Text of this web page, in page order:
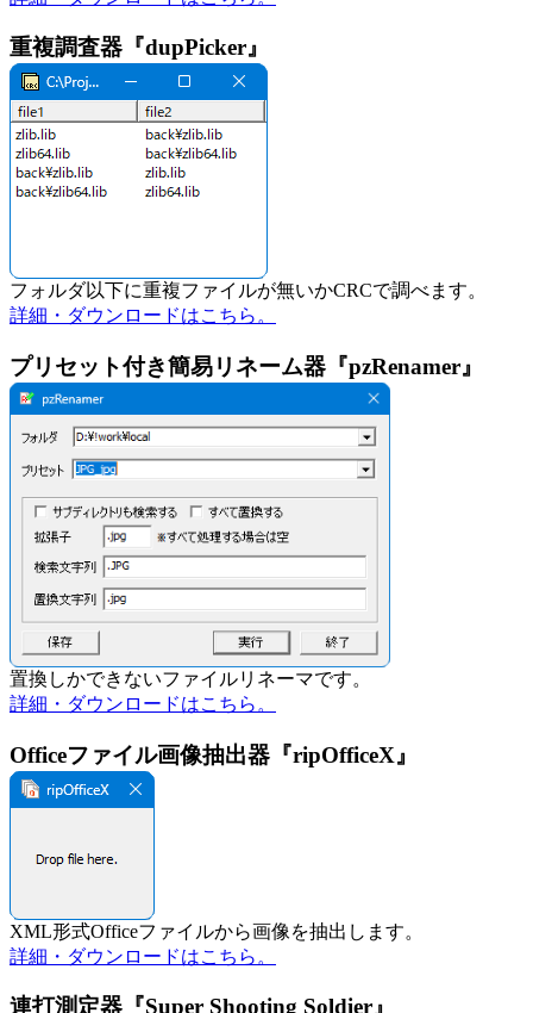
重複調査器『dupPicker』
フォルダ以下に重複ファイルが無いかCRCで調べます。
詳細・ダウンロードはこちら。
プリセット付き簡易リネーム器『pzRenamer』
置換しかできないファイルリネーマです。
詳細・ダウンロードはこちら。
Officeファイル画像抽出器『ripOfficeX』
XML形式Officeファイルから画像を抽出します。
詳細・ダウンロードはこちら。
連打測定器『Super Shooting Soldier』